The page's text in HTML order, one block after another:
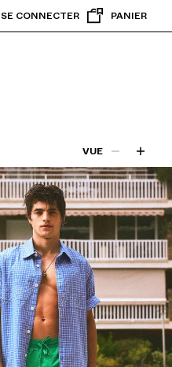
SE CONNECTER PANIER
VUE